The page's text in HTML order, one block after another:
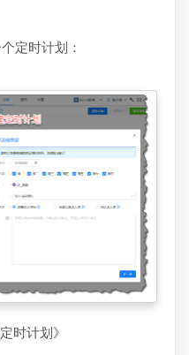
定时计划：
时计划》